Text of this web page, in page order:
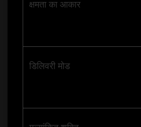
क्षमता का आकार
डिलिवरी मोड